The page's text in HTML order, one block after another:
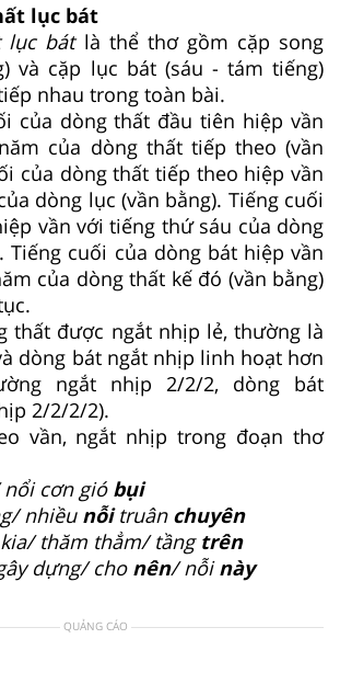
lục bát
lục bátlà thể thơ gồm cặp song
và cặp lục bát (sáu - tám tiếng)
nhau trong toàn bài.
của dòng thất đầu tiên hiệp vần
của dòng thất tiếp theo (vần
của dòng thất tiếp theo hiệp vần
dòng lục (vần bằng). Tiếng cuối
vần với tiếng thứ sáu của dòng
Tiếng cuối của dòng bát hiệp vần
của dòng thất kế đó (vần bằng)
thất được ngắt nhịp lẻ, thường là
dòng bát ngắt nhịp linh hoạt hơn
ngắt nhịp 2/2/2, dòng bát
2/2/2/2).
vần, ngắt nhịp trong đoạn thơ
cơn gió bụi
nhiều nỗitruân chuyên
thăm thẳm/ tầng trên
dựng/ cho nên/ nỗinày
QUẢNG CÁO